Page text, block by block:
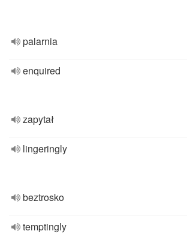
palarnia
enquired
zapytał
lingeringly
beztrosko
temptingly